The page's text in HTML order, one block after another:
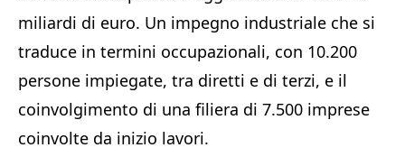
miliardi di euro. Un impegno industriale che si
traduce in termini occupazionali, con 10.200
persone impiegate, tra diretti e di terzi, e il
coinvolgimento di una filiera di 7.500 imprese
coinvolte da inizio lavori.